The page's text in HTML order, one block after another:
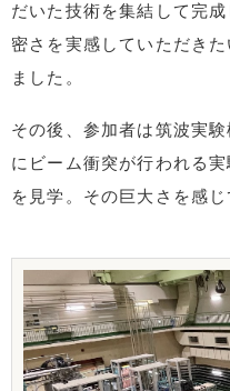
だいた技術を集結して完
密さを実感していただき
ました。
その後、参加者は筑波実
にビーム衝突が行われる
を見学。その巨大さを感じ